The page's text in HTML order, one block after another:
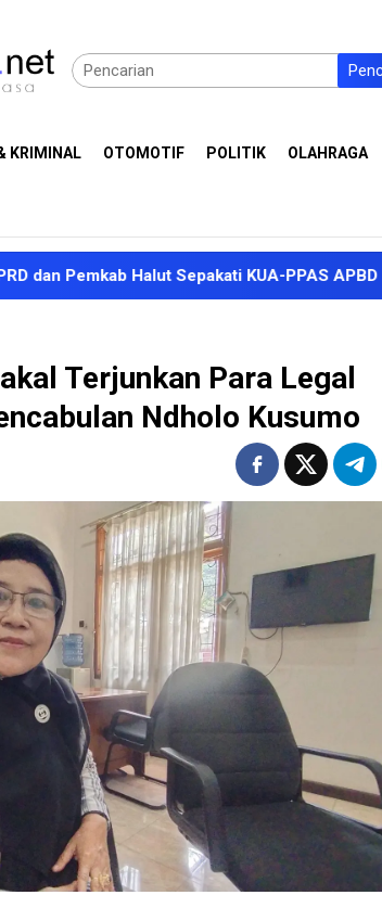
KRIMINAL OTOMOTIF POLITIK OLAHRAGA
Pemkab Halut Sepakati KUA-PPAS APBD 2027,
Terjunkan Para Legal
Ndholo Kusumo